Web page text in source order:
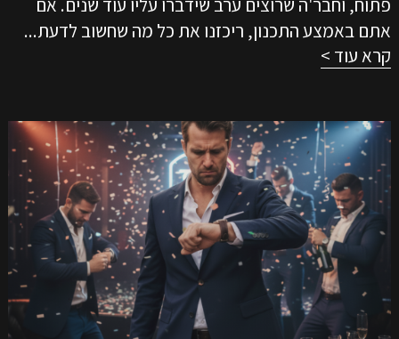
פתוח, וחבר'ה שרוצים ערב שידברו עליו עוד שנים. אם
אתם באמצע התכנון, ריכזנו את כל מה שחשוב לדעת...
קרא עוד >